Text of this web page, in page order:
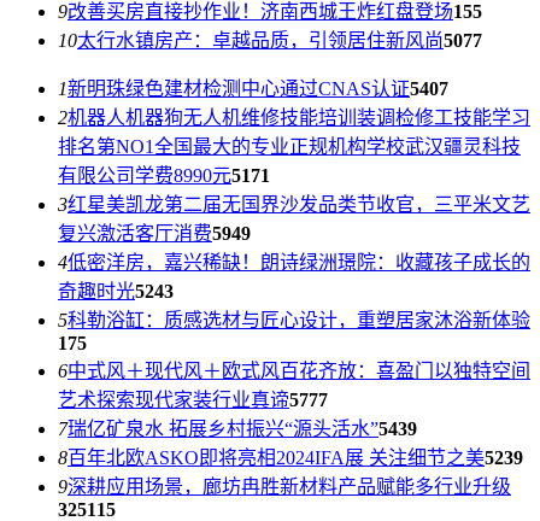
9改善买房直接抄作业！济南西城王炸红盘登场155
10太行水镇房产：卓越品质，引领居住新风尚5077
1新明珠绿色建材检测中心通过CNAS认证5407
2机器人机器狗无人机维修技能培训装调检修工技能学习
排名第NO1全国最大的专业正规机构学校武汉疆灵科技
有限公司学费8990元5171
3红星美凯龙第二届无国界沙发品类节收官，三平米文艺
复兴激活客厅消费5949
4低密洋房，嘉兴稀缺！朗诗绿洲璟院：收藏孩子成长的
奇趣时光5243
5科勒浴缸：质感选材与匠心设计，重塑居家沐浴新体验
175
6中式风＋现代风＋欧式风百花齐放：喜盈门以独特空间
艺术探索现代家装行业真谛5777
7瑞亿矿泉水 拓展乡村振兴“源头活水”5439
8百年北欧ASKO即将亮相2024IFA展 关注细节之美5239
9深耕应用场景，廊坊冉胜新材料产品赋能多行业升级
325115